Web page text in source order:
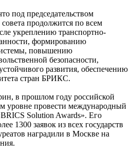
под председательством
продолжится по всем
укреплению транспортно-
формированию
повышению
безопасности,
развития, обеспечению
стран БРИКС.
в прошлом году российской
уровне провести международный
Solution Awards». Его
1300 заявок из всех государств
наградили в Москве на